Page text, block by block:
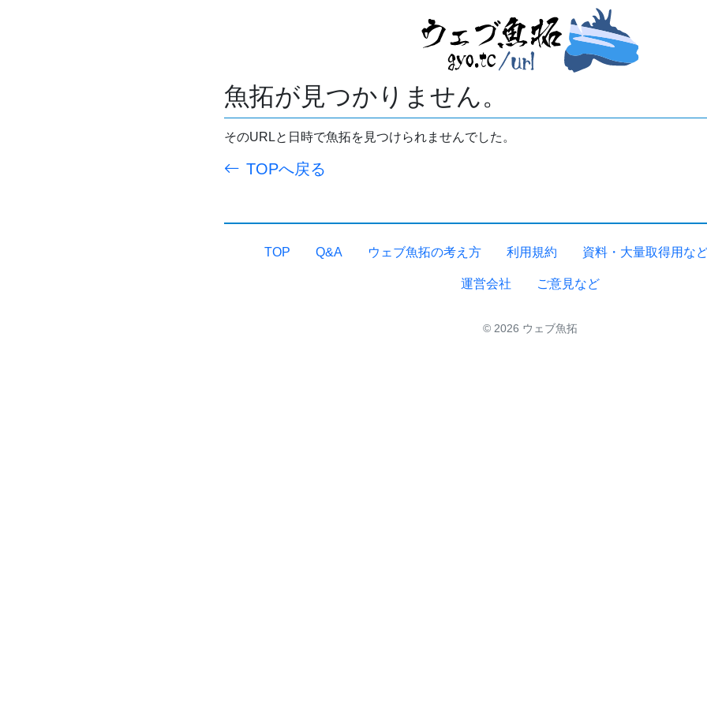
魚拓が見つかりません。
そのURLと日時で魚拓を見つけられませんでした。
TOPへ戻る
TOP Q&A ウェブ魚拓の考え方 利用規約 資料・大量取得用な
運営会社 ご意見など
© 2026 ウェブ魚拓